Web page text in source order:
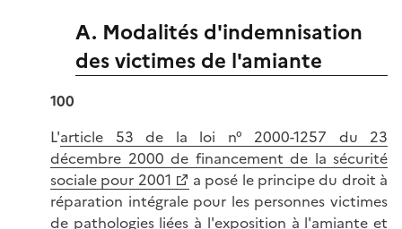
A. Modalités d'indemnisation
des victimes de l'amiante
100
L'article 53 de la loi n° 2000-1257 du 23
décembre 2000 de financement de la sécurité
sociale pour 2001
a posé le principe du droit à
réparation intégrale pour les personnes victimes
de pathologies liées à l'exposition à l'amiante et